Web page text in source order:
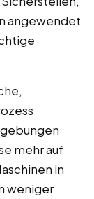
angewendet
mehr auf
in
weniger